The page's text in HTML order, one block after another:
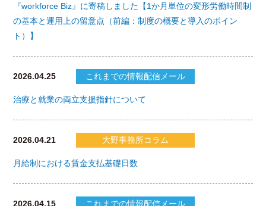
『workforce Biz』に寄稿しました【1か月単位の変形労働時間制
の基本と運用上の留意点（前編：制度の概要と導入のポイン
ト）】
2026.04.25 これまでの情報配信メール
治療と就業の両立支援指針について
2026.04.21 大野事務所コラム
月給制における賃金支払基礎日数
2026.04.15 これまでの情報配信メール